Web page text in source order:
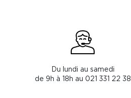
Du lundi au samedi
de 9h à 18h au 021 331 22 38